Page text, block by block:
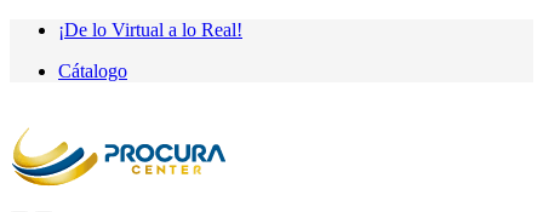
Saltar
navegación
saltar
contenido
¡De lo Virtual a lo Real!
Cátalogo